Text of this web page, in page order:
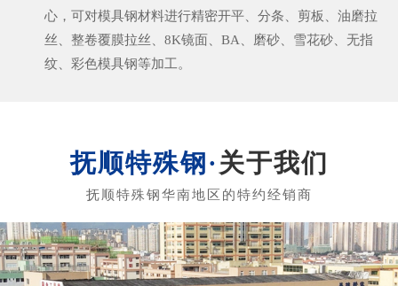
心，可对模具钢材料进行精密开平、分条、剪板、油磨拉
丝、整卷覆膜拉丝、8K镜面、BA、磨砂、雪花砂、无指
纹、彩色模具钢等加工。
关于我们